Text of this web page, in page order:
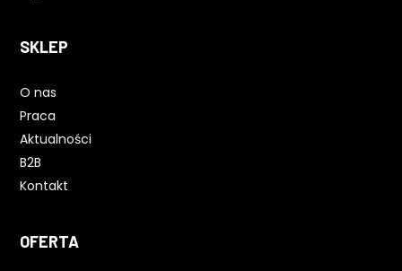
SKLEP
O nas
Praca
Aktualności
B2B
Kontakt
OFERTA